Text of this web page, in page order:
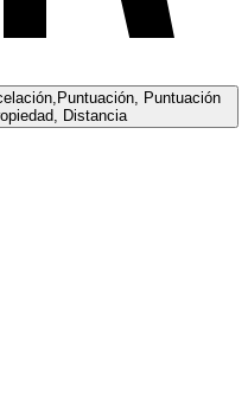
Puntuación
Distancia